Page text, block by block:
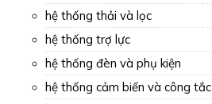
hệ thống thải và lọc
hệ thống trợ lực
hệ thống đèn và phụ kiện
hệ thống cảm biến và công tắc